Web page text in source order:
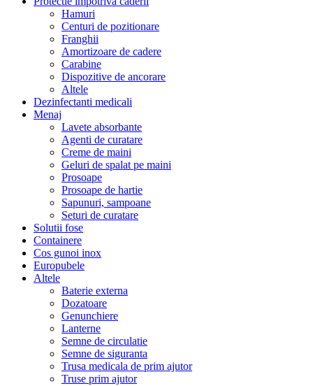
Hamuri
Centuri de pozitionare
Franghii
Amortizoare de cadere
Carabine
Dispozitive de ancorare
Altele
Dezinfectanti medicali
Menaj
Lavete absorbante
Agenti de curatare
Creme de maini
Geluri de spalat pe maini
Prosoape
Prosoape de hartie
Sapunuri, sampoane
Seturi de curatare
Solutii fose
Containere
Cos gunoi inox
Europubele
Altele
Baterie externa
Dozatoare
Genunchiere
Lanterne
Semne de circulatie
Semne de siguranta
Trusa medicala de prim ajutor
Truse prim ajutor